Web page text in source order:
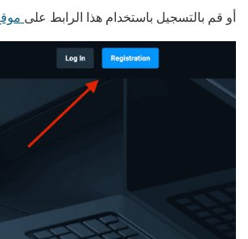
أو قم بالتسجيل باستخدام هذا الرابط على